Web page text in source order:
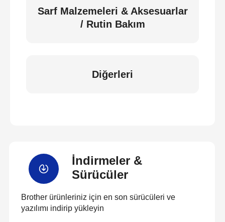
Sarf Malzemeleri & Aksesuarlar
/ Rutin Bakım
Diğerleri
İndirmeler &
Sürücüler
Brother ürünleriniz için en son sürücüleri ve
yazılımı indirip yükleyin